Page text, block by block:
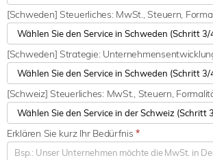
[Schweden] Steuerliches: MwSt., Steuern,
[Schweden] Strategie:
[Schweiz] Steuerliches: MwSt., Steuern,
Erklären Sie kurz Ihr Bedürfnis*